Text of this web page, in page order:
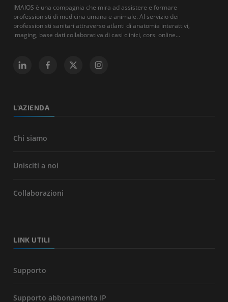
IMAIOS è una compagnia che mira ad assistere e formare
professionisti di medicina umana e animale. Al servizio dei
professionisti sanitari attraverso atlanti di anatomia interattivi,
imaging, base dati collaborativa di casi clinici, corsi online...
L'AZIENDA
Chi siamo
Unisciti a noi
Collaborazioni
LINK UTILI
Supporto
Supporto abbonamento IP